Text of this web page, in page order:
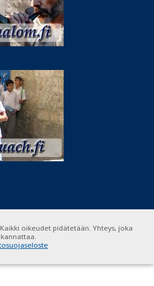
oikeudet pidätetään. Yhteys, joka
kannattaa.